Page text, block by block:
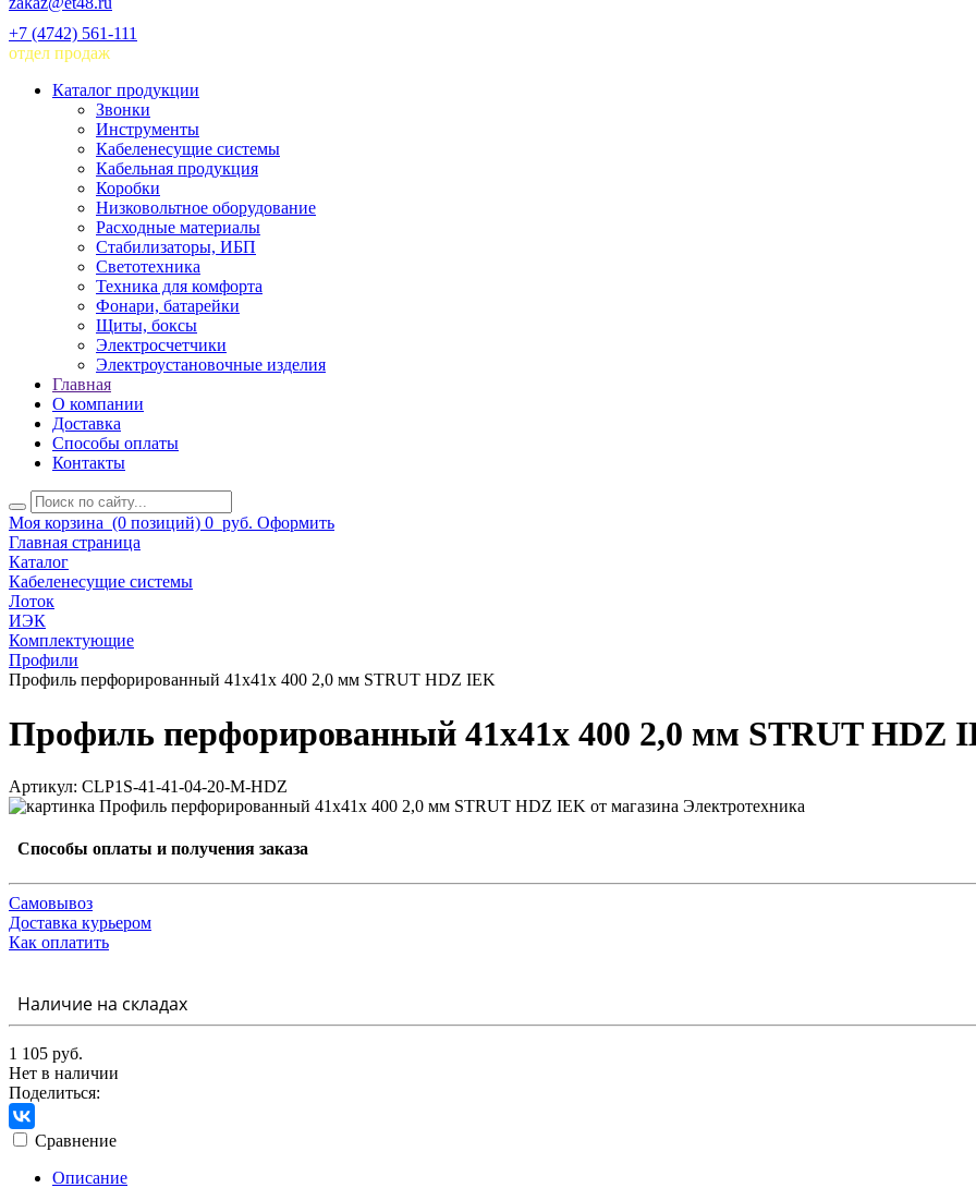
+7 (4742) 561-111
отдел продаж
Каталог продукции
Звонки
Инструменты
Кабеленесущие системы
Кабельная продукция
Коробки
Низковольтное оборудование
Расходные материалы
Стабилизаторы, ИБП
Светотехника
Техника для комфорта
Фонари, батарейки
Щиты, боксы
Электросчетчики
Электроустановочные изделия
Главная
О компании
Доставка
Способы оплаты
Контакты
Моя корзина (0 позиций) 0 руб. Оформить
Главная страница
Каталог
Кабеленесущие системы
Лоток
ИЭК
Комплектующие
Профили
Профиль перфорированный 41x41х 400 2,0 мм STRUT HDZ IEK
Профиль перфорированный 41x41х 400 2,0 мм STRUT HDZ
Артикул: CLP1S-41-41-04-20-M-HDZ
Способы оплаты и получения заказа
Самовывоз
Доставка курьером
Как оплатить
Наличие на складах
1 105 руб.
Нет в наличии
Поделиться:
Сравнение
Описание